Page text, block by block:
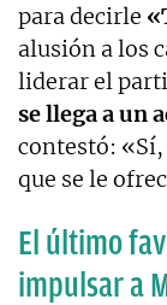
para decirle
alusión a los
liderar el
se llega a un
contestó: «Sí,
que se le
El último
impulsar a